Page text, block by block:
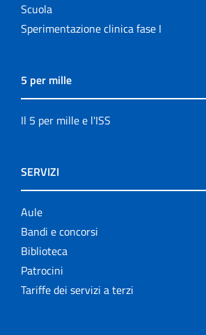
Scuola
Sperimentazione clinica fase I
5 per mille
Il 5 per mille e l'ISS
SERVIZI
Aule
Bandi e concorsi
Biblioteca
Patrocini
Tariffe dei servizi a terzi